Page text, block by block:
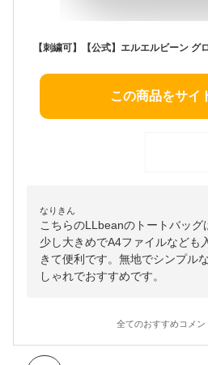
この商品をサイ
なりきん
こちらのLLbeanのトートバッグ
少し大きめでA4ファイルなども
きて便利です。無地でシンプル
しゃれでおすすめです。
全てのおすすめコメン